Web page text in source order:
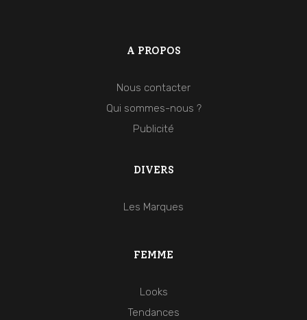
FEMME
Looks
Tendances
A PROPOS
Nous contacter
Qui sommes-nous ?
Publicité
DIVERS
Les Marques